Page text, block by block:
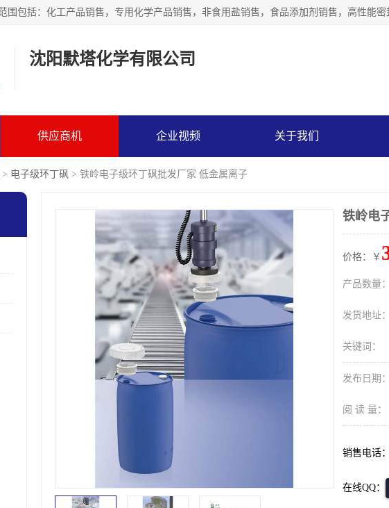
沈阳默塔化学有限公司
供应商机 企业视频 关于我们
> 电子级环丁砜 > 铁岭电子级环丁砜批发厂家 低金属离子
铁岭电
价格：￥
产品数量：
发货地址：
关键词：
发布日期：
阅 读 量：
销售电话：
在线QQ：